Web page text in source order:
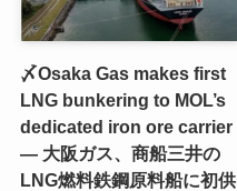
〆Osaka Gas makes first
LNG bunkering to MOL’s
dedicated iron ore carrier
— 大阪ガス、商船三井の
LNG燃料鉄鋼原料船に初供